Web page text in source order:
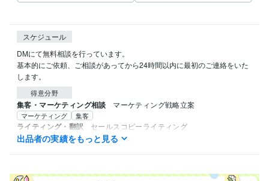
スケジュール
DMにて無料相談を行っています。
基本的にご依頼、ご相談があってから24時間以内に最初のご連絡をいた
します。
得意分野
集客・マーケティング相談 マーケティング戦略立案
マーケティング 集客
ライティング・翻訳 セールスコピーライティング
マーケティング・集客
出品者の実績をもっと見る